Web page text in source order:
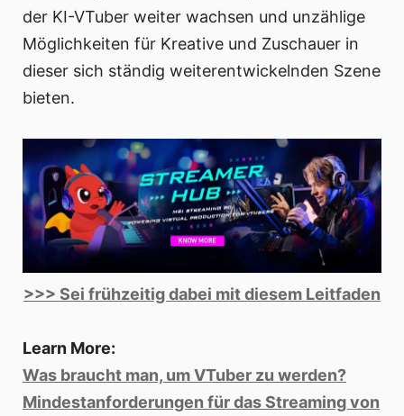
der KI-VTuber weiter wachsen und unzählige
Möglichkeiten für Kreative und Zuschauer in
dieser sich ständig weiterentwickelnden Szene
bieten.
>>> Sei frühzeitig dabei mit diesem Leitfaden
Learn More:
Was braucht man, um VTuber zu werden?
Mindestanforderungen für das Streaming von